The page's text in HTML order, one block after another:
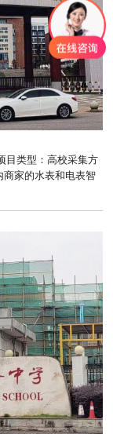
目类型：高校采集方
商家的水表和电表智
电表，采用宽带载